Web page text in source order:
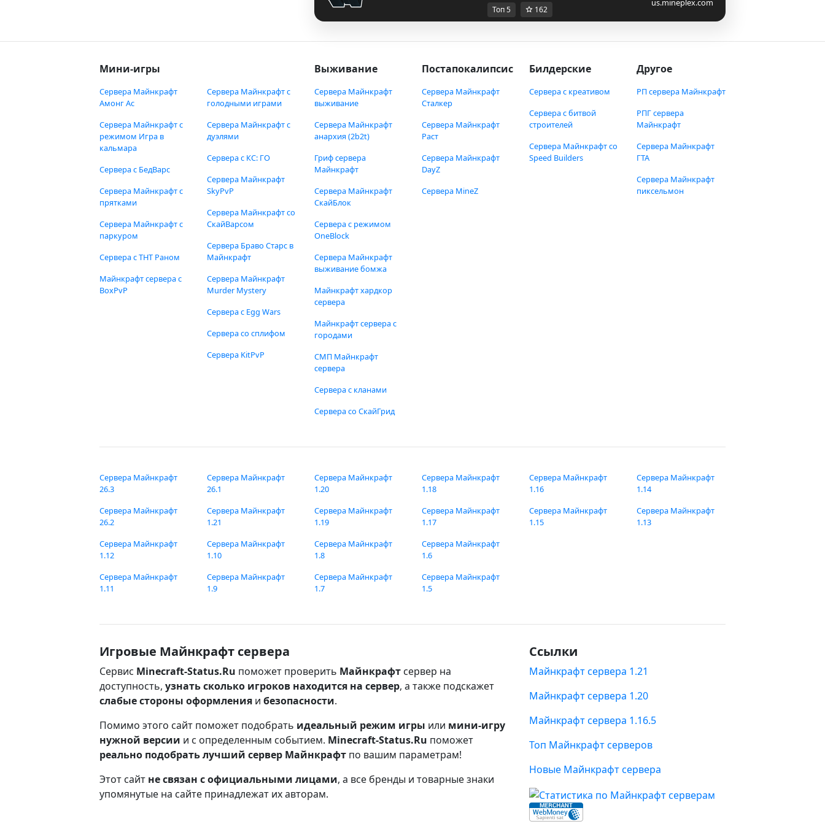
us.mineplex.com
Топ 5 162
Мини-игры
Сервера Майнкрафт
Амонг Ас
Сервера Майнкрафт с
режимом Игра в
кальмара
Сервера с БедВарс
Сервера Майнкрафт с
прятками
Сервера Майнкрафт с
паркуром
Сервера с ТНТ Раном
Майнкрафт сервера с
BoxPvP
Сервера Майнкрафт с
голодными играми
Сервера Майнкрафт с
дуэлями
Сервера с КС: ГО
Сервера Майнкрафт
SkyPvP
Сервера Майнкрафт со
СкайВарсом
Сервера Браво Старс в
Майнкрафт
Сервера Майнкрафт
Murder Mystery
Сервера с Egg Wars
Сервера со сплифом
Сервера KitPvP
Выживание
Сервера Майнкрафт
выживание
Сервера Майнкрафт
анархия (2b2t)
Гриф сервера
Майнкрафт
Сервера Майнкрафт
СкайБлок
Сервера с режимом
OneBlock
Сервера Майнкрафт
выживание бомжа
Майнкрафт хардкор
сервера
Майнкрафт сервера с
городами
СМП Майнкрафт
сервера
Сервера с кланами
Сервера со СкайГрид
Постапокалипсис
Сервера Майнкрафт
Сталкер
Сервера Майнкрафт
Раст
Сервера Майнкрафт
DayZ
Сервера MineZ
Билдерские
Сервера с креативом
Сервера с битвой
строителей
Сервера Майнкрафт со
Speed Builders
Другое
РП сервера Майнкрафт
РПГ сервера
Майнкрафт
Сервера Майнкрафт
ГТА
Сервера Майнкрафт
пиксельмон
Сервера Майнкрафт
26.3
Сервера Майнкрафт
26.2
Сервера Майнкрафт
26.1
Сервера Майнкрафт
1.21
Сервера Майнкрафт
1.20
Сервера Майнкрафт
1.19
Сервера Майнкрафт
1.18
Сервера Майнкрафт
1.17
Сервера Майнкрафт
1.16
Сервера Майнкрафт
1.15
Сервера Майнкрафт
1.14
Сервера Майнкрафт
1.13
Сервера Майнкрафт
1.12
Сервера Майнкрафт
1.11
Сервера Майнкрафт
1.10
Сервера Майнкрафт
1.9
Сервера Майнкрафт
1.8
Сервера Майнкрафт
1.7
Сервера Майнкрафт
1.6
Сервера Майнкрафт
1.5
Игровые Майнкрафт сервера
Сервис Minecraft-Status.Ru поможет проверить Майнкрафт сервер на
доступность, узнать сколько игроков находится на сервер, а также подскажет
слабые стороны оформления и безопасности.
Помимо этого сайт поможет подобрать идеальный режим игры или мини-игру
нужной версии и с определенным событием. Minecraft-Status.Ru поможет
реально подобрать лучший сервер Майнкрафт по вашим параметрам!
Этот сайт не связан с официальными лицами, а все бренды и товарные знаки
упомянутые на сайте принадлежат их авторам.
Ссылки
Майнкрафт сервера 1.21
Майнкрафт сервера 1.20
Майнкрафт сервера 1.16.5
Топ Майнкрафт серверов
Новые Майнкрафт сервера